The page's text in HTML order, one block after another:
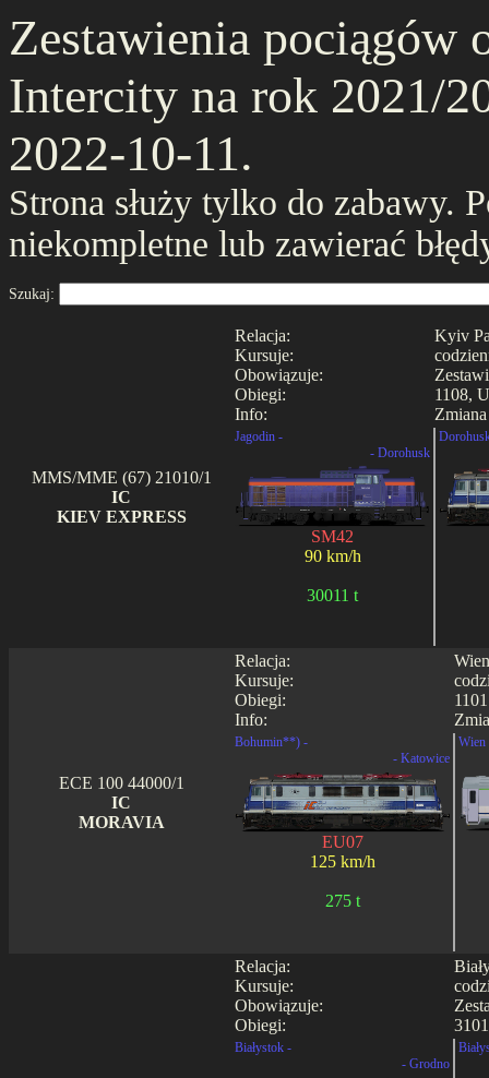
Zestawienia pociągów
Intercity na rok 2021/
2022-10-11.
Strona służy tylko do zabawy.
niekompletne lub zawierać
Szukaj:
Relacja:
Kursuje:
Obowiązuje:
Obiegi:
Info:
Kyiv
1108,
MMS/MME (67) 21010/1
IC
KIEV EXPRESS
Jagodin -
- Dorohusk
SM42
90 km/h
30011 t
Relacja:
Kursuje:
Obiegi:
Info:
ECE 100 44000/1
IC
MORAVIA
Bohumin**) -
- Katowice
EU07
125 km/h
275 t
Relacja:
Kursuje:
Obowiązuje:
Obiegi:
Białystok -
- Grodno